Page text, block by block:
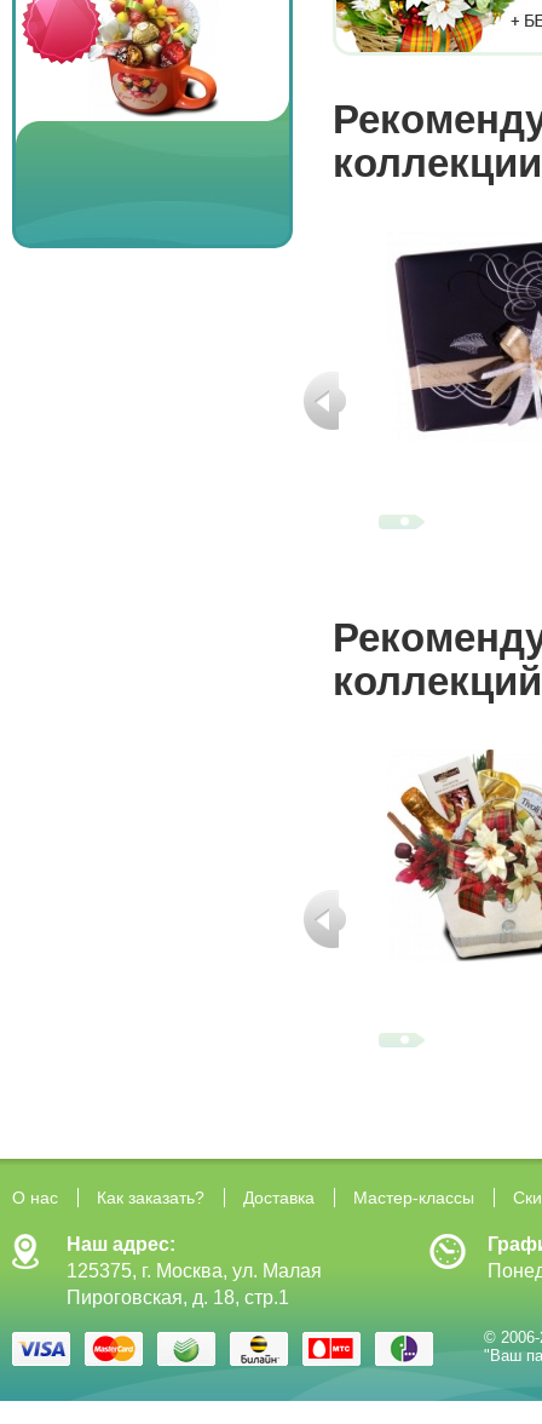
коллекций
О нас Как заказать? Доставка Мастер-классы
Наш адрес:
125375, г. Москва, ул. Малая
Пироговская, д. 18, стр.1
©
"Ваш